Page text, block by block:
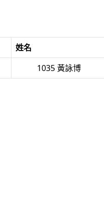
姓名
1035 黃詠博